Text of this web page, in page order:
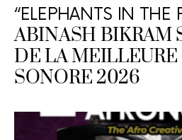
“ELEPHANTS IN THE
ABINASH BIKRAM
DE LA MEILLEURE
SONORE 2026